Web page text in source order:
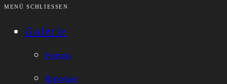
MENÜ SCHLIESSEN
Galerie
Portraits
Reportage